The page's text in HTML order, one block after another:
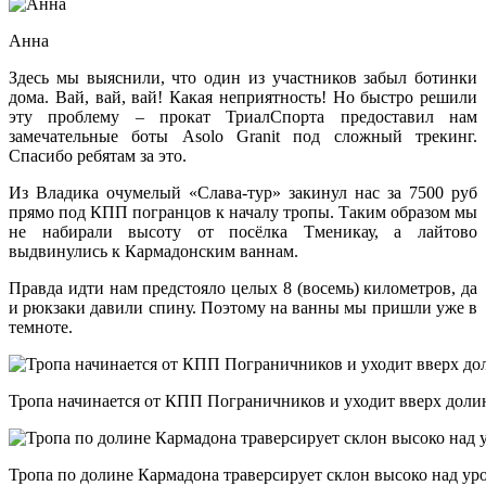
Анна
Здесь мы выяснили, что один из участников забыл ботинки
дома. Вай, вай, вай! Какая неприятность! Но быстро решили
эту проблему – прокат ТриалСпорта предоставил нам
замечательные боты Asolo Granit под сложный трекинг.
Спасибо ребятам за это.
Из Владика очумелый «Слава-тур» закинул нас за 7500 руб
прямо под КПП погранцов к началу тропы. Таким образом мы
не набирали высоту от посёлка Тменикау, а лайтово
выдвинулись к Кармадонским ваннам.
Правда идти нам предстояло целых 8 (восемь) километров, да
и рюкзаки давили спину. Поэтому на ванны мы пришли уже в
темноте.
Тропа начинается от КПП Пограничников и уходит вверх
Тропа по долине Кармадона траверсирует склон высоко над